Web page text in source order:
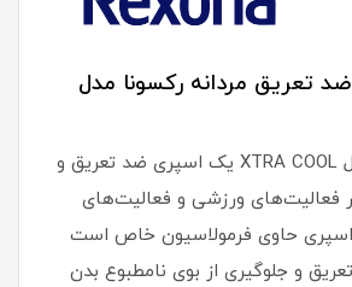
تعریق مردانه رکسونا مدل
اسپری رکسونا مدل XTRA COOL یک اسپری ضد تعریق و
فعالیت‌های ورزشی و فعالیت‌های
اسپری حاوی فرمولاسیون خاص است
و جلوگیری از بوی نامطبوع بدن